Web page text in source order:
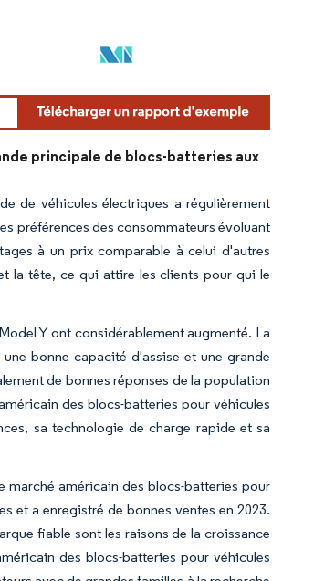
principale de blocs-batteries aux
de véhicules électriques a régulièrement
préférences des consommateurs évoluant
à un prix comparable à celui d'autres
la tête, ce qui attire les clients pour qui le
Y ont considérablement augmenté. La
bonne capacité d'assise et une grande
de bonnes réponses de la population
des blocs-batteries pour véhicules
sa technologie de charge rapide et sa
marché américain des blocs-batteries pour
et a enregistré de bonnes ventes en 2023.
fiable sont les raisons de la croissance
des blocs-batteries pour véhicules